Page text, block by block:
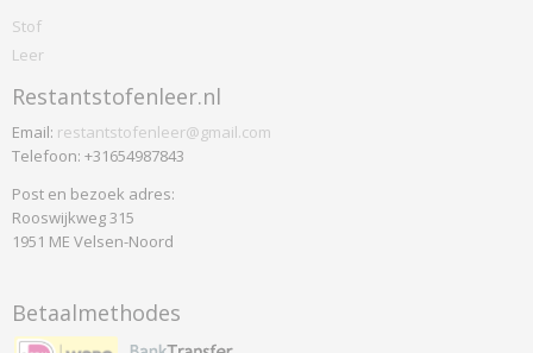
Stof
Leer
Restantstofenleer.nl
Email: restantstofenleer@gmail.com
Telefoon: +31654987843
Post en bezoek adres:
Rooswijkweg 315
1951 ME Velsen-Noord
Betaalmethodes